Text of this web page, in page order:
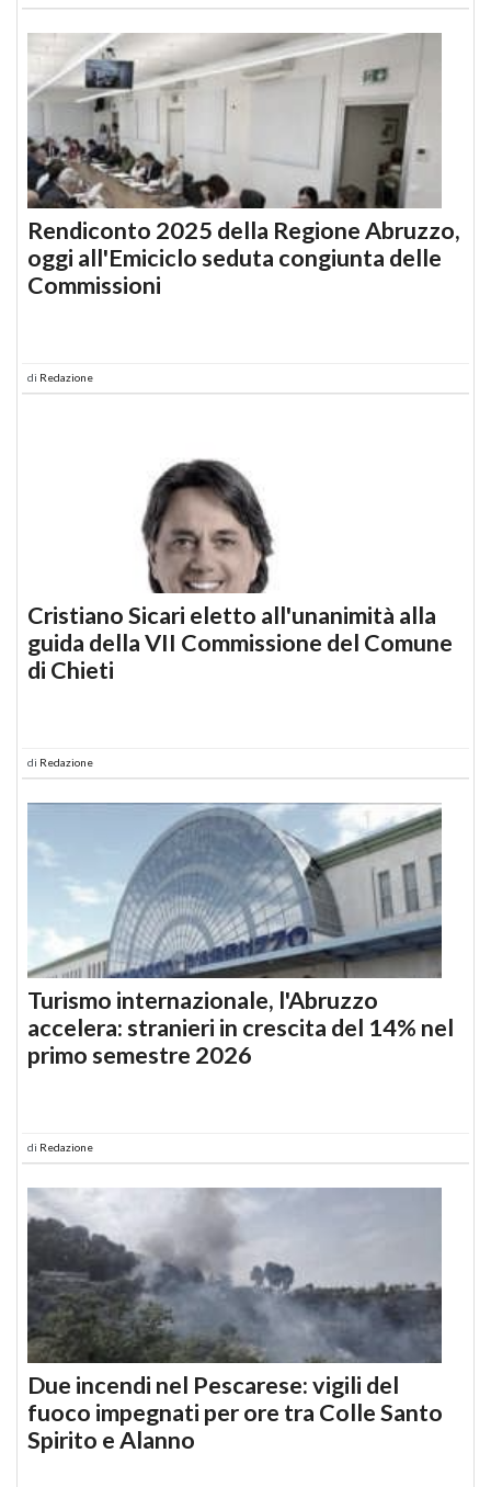
Rendiconto 2025 della Regione Abruzzo,
oggi all'Emiciclo seduta congiunta delle
Commissioni
di Redazione
Cristiano Sicari eletto all'unanimità alla
guida della VII Commissione del Comune
di Chieti
di Redazione
Turismo internazionale, l'Abruzzo
accelera: stranieri in crescita del 14% nel
primo semestre 2026
di Redazione
Due incendi nel Pescarese: vigili del
fuoco impegnati per ore tra Colle Santo
Spirito e Alanno